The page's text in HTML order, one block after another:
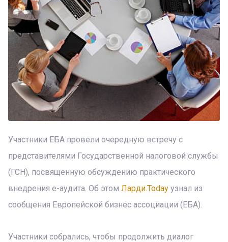
Участники ЕБА провели очередную встречу с
представителями Государственной налоговой службы
(ГСН), посвященную обсуждению практического
внедрения е-аудита. Об этом Ларди.Today узнал из
сообщения Европейской бизнес ассоциации (ЕБА).
Участники собрались, чтобы продолжить диалог